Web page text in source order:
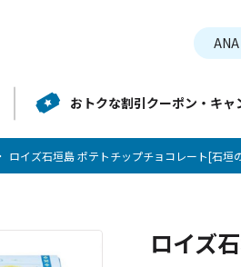
おトクな割引クーポン・キャ
ロイズ石垣島 ポテトチップチョコレート[石垣
ロイズ